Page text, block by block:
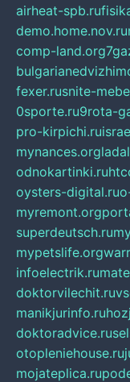
airheat-spb.ru
demo.home.nov.ru
comp-land.org
fexer.rusnite-
0sporte.ru9rota-
pro-kirpichi.ru
mynances.org
odnokartinki.ru
oysters-digital.ru
myremont.org
superdeutsch.ru
mypetslife.org
infoelectrik.ru
doktorvilechit.ru
manikjurinfo.ru
doktoradvice.ru
otopleniehouse.ru
mojateplica.ru